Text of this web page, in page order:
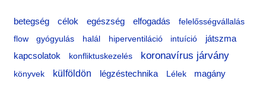
betegség célok egészség elfogadás
felelősségvállalás
flow
gyógyulás halál hiperventiláció intuíció
játszma
kapcsolatok
konfliktuskezelés koronavírus járvány
könyvek külföldön légzéstechnika Lélek magány